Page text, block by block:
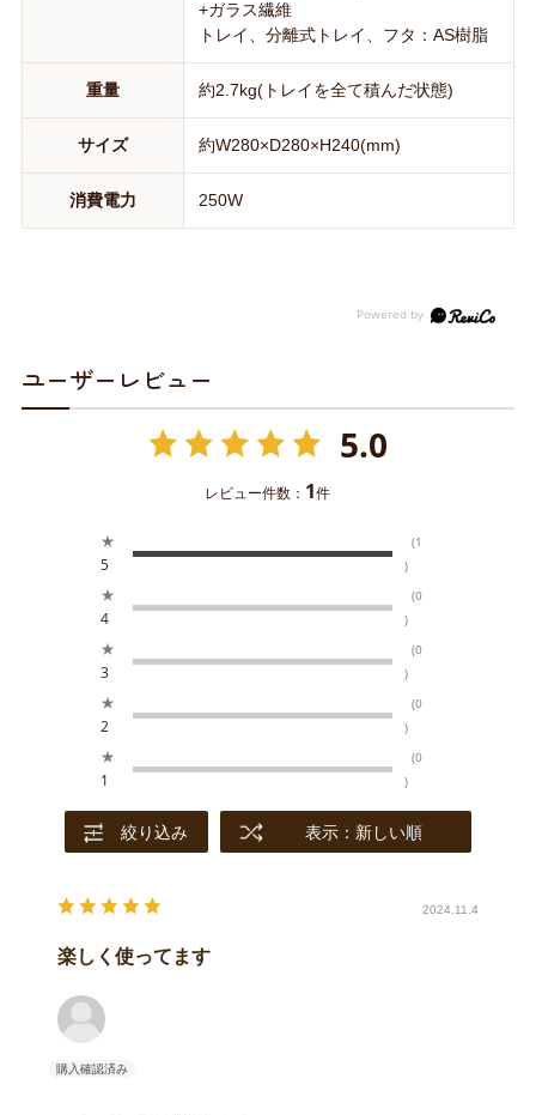
+ガラス繊維
トレイ、分離式トレイ、フタ：AS樹脂
重量 約2.7kg(トレイを全て積んだ状態)
サイズ 約W280×D280×H240(mm)
消費電力 250W
ユーザーレビュー
5.0
レビュー件数： 1件
★
5
(1
)
★
4
(0
)
★
3
(0
)
★
2
(0
)
★
1
(0
)
絞り込み 表示：新しい順
2024.11.4
楽しく使ってます